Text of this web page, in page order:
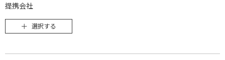
提携会社
選択する